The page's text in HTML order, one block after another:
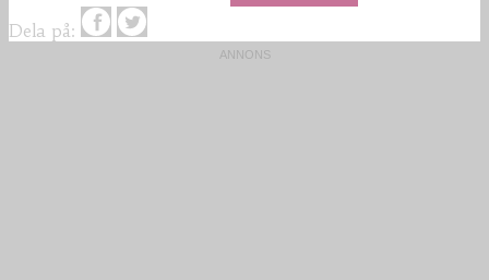
Dela på: